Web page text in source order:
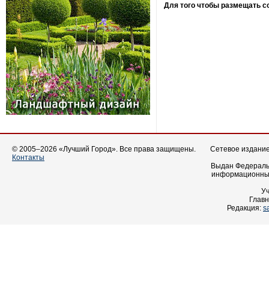
Для того чтобы размещать
© 2005–2026 «Лучший Город». Все права защищены.
Контакты
Сетевое
Выдан
Редакция: